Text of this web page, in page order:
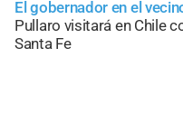
El gobernador en el
Pullaro visitará en Chile
Santa Fe